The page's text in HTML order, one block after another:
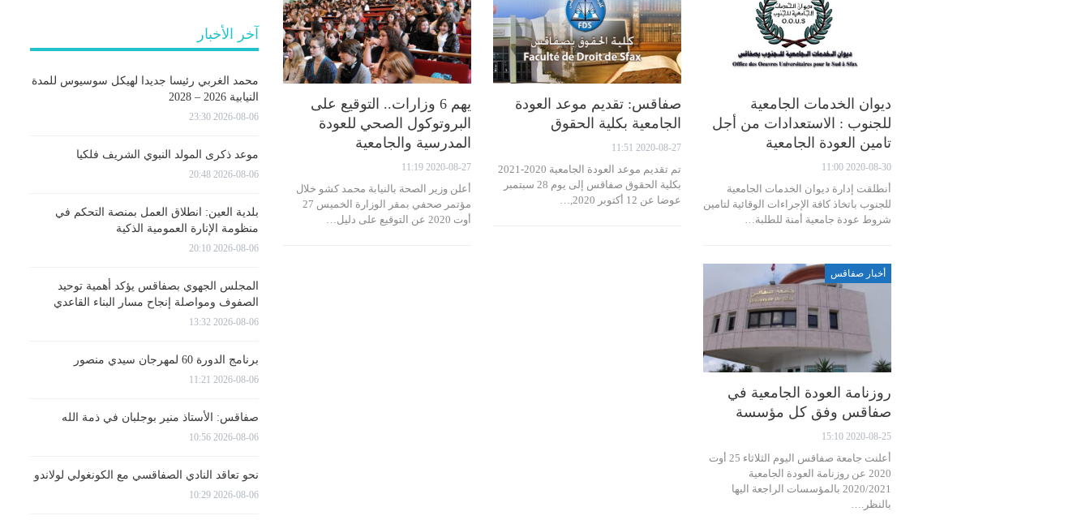
ديوان الخدمات الجامعية
للجنوب : الاستعدادات من أجل
تامين العودة الجامعية
2020-08-30 11:00
أنطلقت إدارة ديوان الخدمات الجامعية
للجنوب باتخاذ كافة الإجراءات الوقائية لتامين
شروط عودة جامعية أمنة للطلبة…
صفاقس: تقديم موعد العودة
الجامعية بكلية الحقوق
2020-08-27 11:51
تم تقديم موعد العودة الجامعية 2020-2021
بكلية الحقوق صفاقس إلى يوم 28 سبتمبر
عوضا عن 12 أكتوبر 2020,…
يهم 6 وزارات.. التوقيع على
البروتوكول الصحي للعودة
المدرسية والجامعية
2020-08-27 11:19
أعلن وزير الصحة بالنيابة محمد كشو خلال
مؤتمر صحفي بمقر الوزارة الخميس 27
أوت 2020 عن التوقيع على دليل…
أخبار صفاقس
روزنامة العودة الجامعية في
صفاقس وفق كل مؤسسة
2020-08-25 15:10
أعلنت جامعة صفاقس اليوم الثلاثاء 25 أوت
2020 عن روزنامة العودة الجامعية
2020/2021 بالمؤسسات الراجعة اليها
بالنظر.…
آخر الأخبار
محمد الغربي رئيسا جديدا لهيكل سوسيوس للمدة
النيابية 2026 – 2028
2026-08-06 23:30
موعد ذكرى المولد النبوي الشريف فلكيا
2026-08-06 20:48
بلدية العين: انطلاق العمل بمنصة التحكم في
منظومة الإنارة العمومية الذكية
2026-08-06 20:10
المجلس الجهوي بصفاقس يؤكد أهمية توحيد
الصفوف ومواصلة إنجاح مسار البناء القاعدي
2026-08-06 13:32
برنامج الدورة 60 لمهرجان سيدي منصور
2026-08-06 11:21
صفاقس: الأستاذ منير بوجلبان في ذمة الله
2026-08-06 10:56
نحو تعاقد النادي الصفاقسي مع الكونغولي لولاندو
2026-08-06 10:29